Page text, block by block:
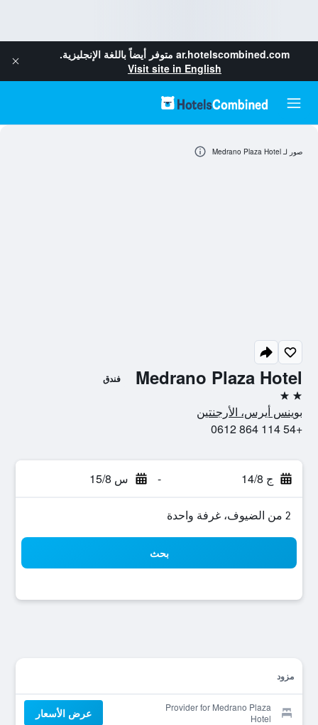
ar.hotelscombined.com متوفر أيضاً باللغة الإنجليزية.
Visit site in English
Medrano Plaza Hotel فندق
2 نجمتين
بوينس أيرس، الأرجنتين
+54 114 864 0612
ج 14/8 - س 15/8
2 من الضيوف، غرفة واحدة
بحث
مزود
Provider for Medrano Plaza
Hotel
عرض الأسعار
صور لـ Medrano Plaza Hotel